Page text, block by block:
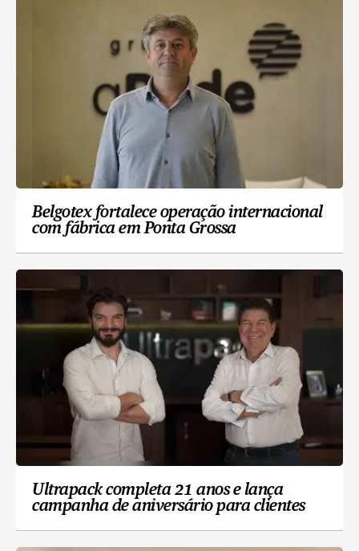
Belgotex fortalece operação internacional
com fábrica em Ponta Grossa
Ultrapack completa 21 anos e lança
campanha de aniversário para clientes